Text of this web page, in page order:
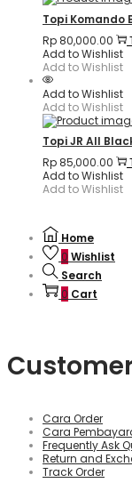
Topi Komando
Rp 80,000.00
Add to Wishlist
Add to Wishlist
Add to Wishlist
Add to Wishlist
Topi JR All
Rp 85,000.00
Add to Wishlist
Add to Wishlist
Home
0 Wishlist
Search
0 Cart
Cara Order
Cara
Frequently Ask
Return and
Track Order